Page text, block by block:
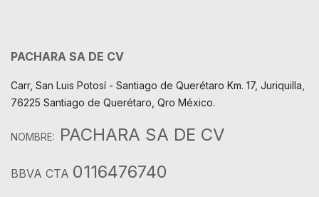
PACHARA SA DE CV
Carr, San Luis Potosí - Santiago de Querétaro Km. 17, Juriquilla,
76225 Santiago de Querétaro, Qro México.
NOMBRE: PACHARA SA DE CV
BBVA CTA 0116476740